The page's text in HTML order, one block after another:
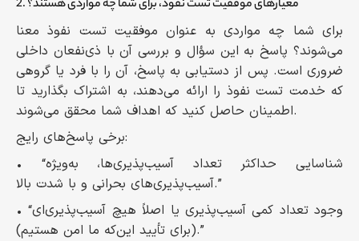
2. معیارهای موفقیت تست نفوذ، برای شما چه مواردی هستند؟
برای شما چه مواردی به عنوان موفقیت تست نفوذ معنا
می‌شوند؟ پاسخ به این سؤال و بررسی آن با ذی‌نفعان داخلی
ضروری است. پس از دستیابی به پاسخ، آن را با فرد یا گروهی
که خدمت تست نفوذ را ارائه می‌دهند، به اشتراک بگذارید تا
اطمینان حاصل کنید که اهداف شما محقق می‌شوند.
برخی پاسخ‌های رایج:
• “شناسایی حداکثر تعداد آسیب‌پذیری‌ها، به‌ویژه
آسیب‌پذیری‌های بحرانی و با شدت بالا.”
• “وجود تعداد کمی آسیب‌پذیری‌ یا اصلاً هیچ آسیب‌پذیری‌ای
(برای تأیید این‌که ما امن هستیم).”